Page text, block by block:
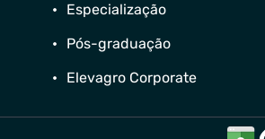
Especialização
Pós-graduação
Elevagro Corporate